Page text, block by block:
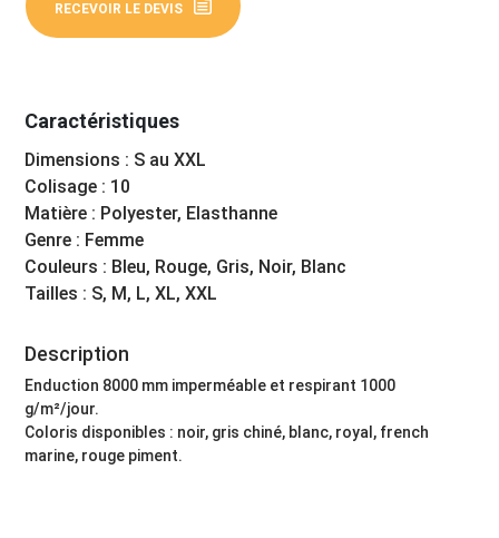
RECEVOIR LE DEVIS
Caractéristiques
Dimensions : S au XXL
Colisage : 10
Matière : Polyester, Elasthanne
Genre : Femme
Couleurs : Bleu, Rouge, Gris, Noir, Blanc
Tailles : S, M, L, XL, XXL
Description
Enduction 8000 mm imperméable et respirant 1000
g/m²/jour.
Coloris disponibles : noir, gris chiné, blanc, royal, french
marine, rouge piment.